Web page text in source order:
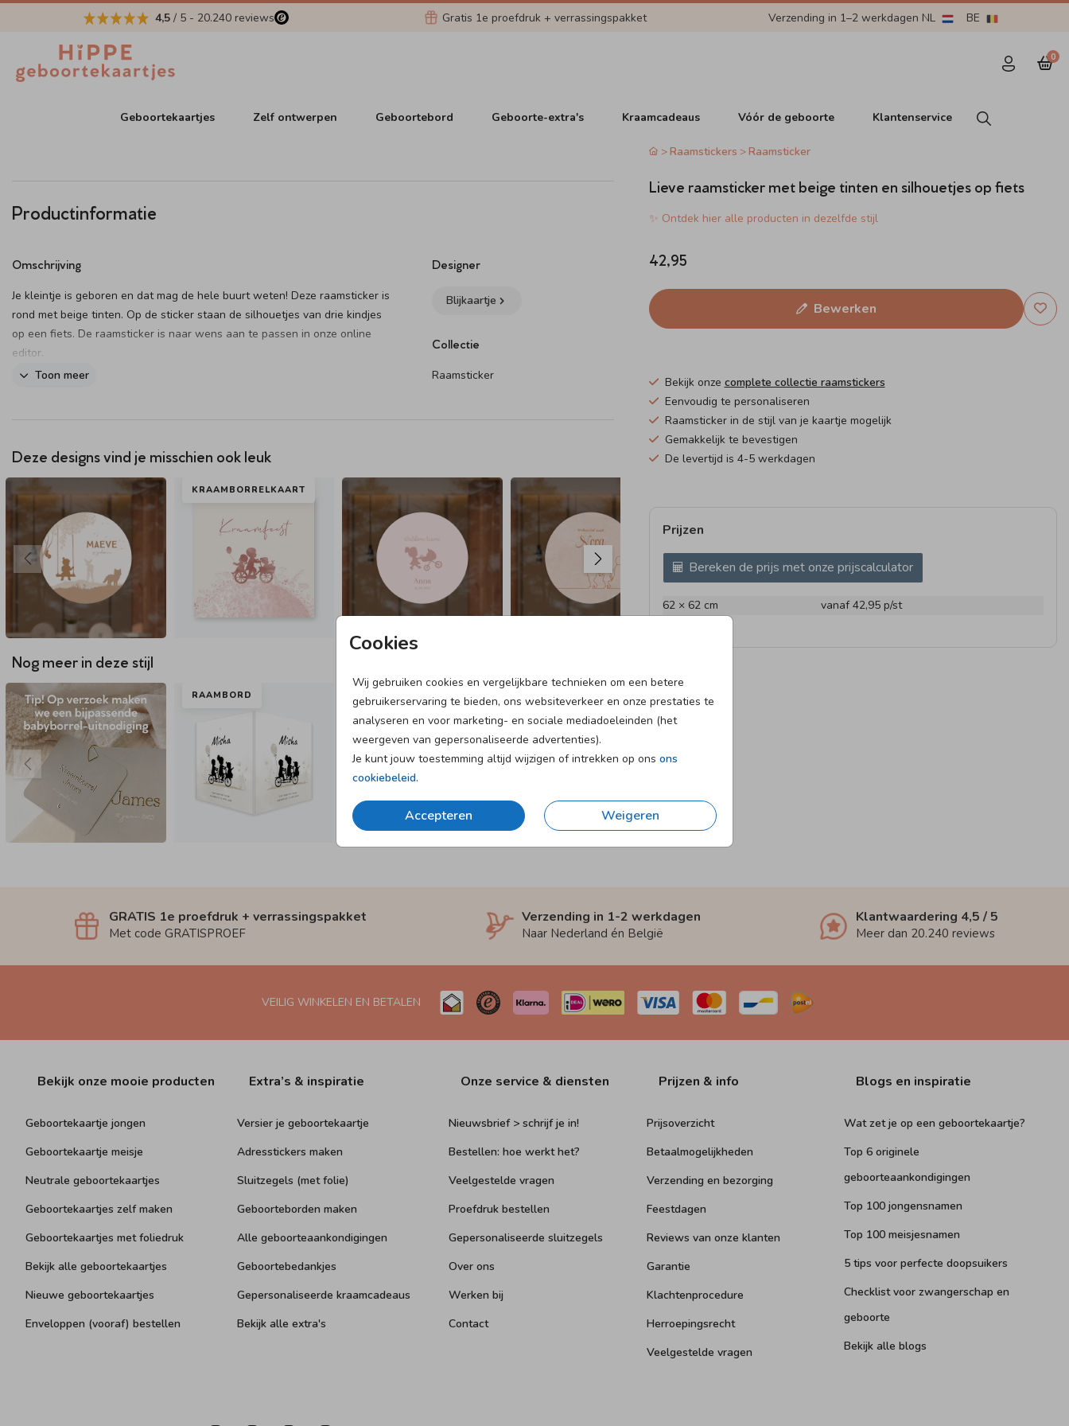
4,5 / 5 - 20.240 reviews Gratis 1e proefdruk + verrassingspakket Verzending in 1–2 werkdagen NL BE
0
Geboortekaartjes Zelf ontwerpen Geboortebord Geboorte-extra's Kraamcadeaus Vóór de geboorte Klantenservice
Cookies
Wij gebruiken cookies en vergelijkbare technieken om een betere
gebruikerservaring te bieden, ons websiteverkeer en onze prestaties te
analyseren en voor marketing- en sociale mediadoeleinden (het
weergeven van gepersonaliseerde advertenties).
Je kunt jouw toestemming altijd wijzigen of intrekken op ons ons
cookiebeleid.
Accepteren Weigeren
Productinformatie
Omschrijving
Je kleintje is geboren en dat mag de hele buurt weten! Deze raamsticker is
rond met beige tinten. Op de sticker staan de silhouetjes van drie kindjes
op een fiets. De raamsticker is naar wens aan te passen in onze online
editor.
Toon meer
Designer
Blijkaartje
Collectie
Raamsticker
Deze designs vind je misschien ook leuk
KRAAMBORRELKAART
Nog meer in deze stijl
RAAMBORD
25 X 25 CM I MET
INVULPAGINA'S
Raamstickers Raamsticker
Lieve raamsticker met beige tinten en silhouetjes op fiets
✨ Ontdek hier alle producten in dezelfde stijl
42,95
Bewerken
Bekijk onze complete collectie raamstickers
Eenvoudig te personaliseren
Raamsticker in de stijl van je kaartje mogelijk
Gemakkelijk te bevestigen
De levertijd is 4-5 werkdagen
Prijzen
Bereken de prijs met onze prijscalculator
62 × 62 cm vanaf 42,95 p/st
GRATIS 1e proefdruk + verrassingspakket
Met code GRATISPROEF
Verzending in 1-2 werkdagen
Naar Nederland én België
Klantwaardering 4,5 / 5
Meer dan 20.240 reviews
VEILIG WINKELEN EN BETALEN
Bekijk onze mooie producten
Geboortekaartje jongen
Geboortekaartje meisje
Neutrale geboortekaartjes
Geboortekaartjes zelf maken
Geboortekaartjes met foliedruk
Bekijk alle geboortekaartjes
Nieuwe geboortekaartjes
Enveloppen (vooraf) bestellen
Extra’s & inspiratie
Versier je geboortekaartje
Adresstickers maken
Sluitzegels (met folie)
Geboorteborden maken
Alle geboorteaankondigingen
Geboortebedankjes
Gepersonaliseerde kraamcadeaus
Bekijk alle extra's
Onze service & diensten
Nieuwsbrief > schrijf je in!
Bestellen: hoe werkt het?
Veelgestelde vragen
Proefdruk bestellen
Gepersonaliseerde sluitzegels
Over ons
Werken bij
Contact
Prijzen & info
Prijsoverzicht
Betaalmogelijkheden
Verzending en bezorging
Feestdagen
Reviews van onze klanten
Garantie
Klachtenprocedure
Herroepingsrecht
Veelgestelde vragen
Blogs en inspiratie
Wat zet je op een geboortekaartje?
Top 6 originele
geboorteaankondigingen
Top 100 jongensnamen
Top 100 meisjesnamen
5 tips voor perfecte doopsuikers
Checklist voor zwangerschap en
geboorte
Bekijk alle blogs